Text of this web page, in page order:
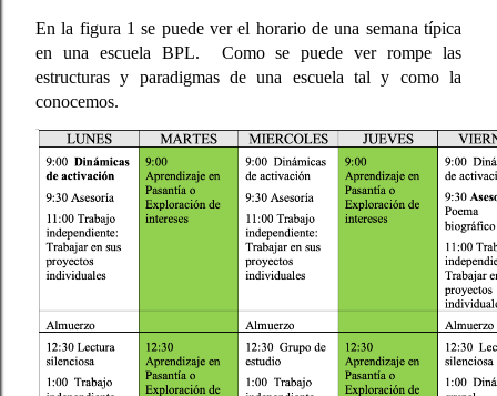
En la figura 1 se puede ver el horario de una semana típica
en una escuela BPL.  Como se puede ver rompe las
estructuras y paradigmas de una escuela tal y como la
conocemos.